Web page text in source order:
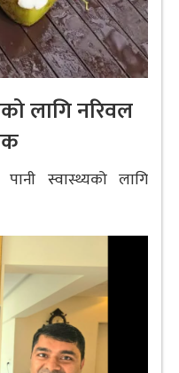
लागि नरिवल
स्वास्थ्यको लागि